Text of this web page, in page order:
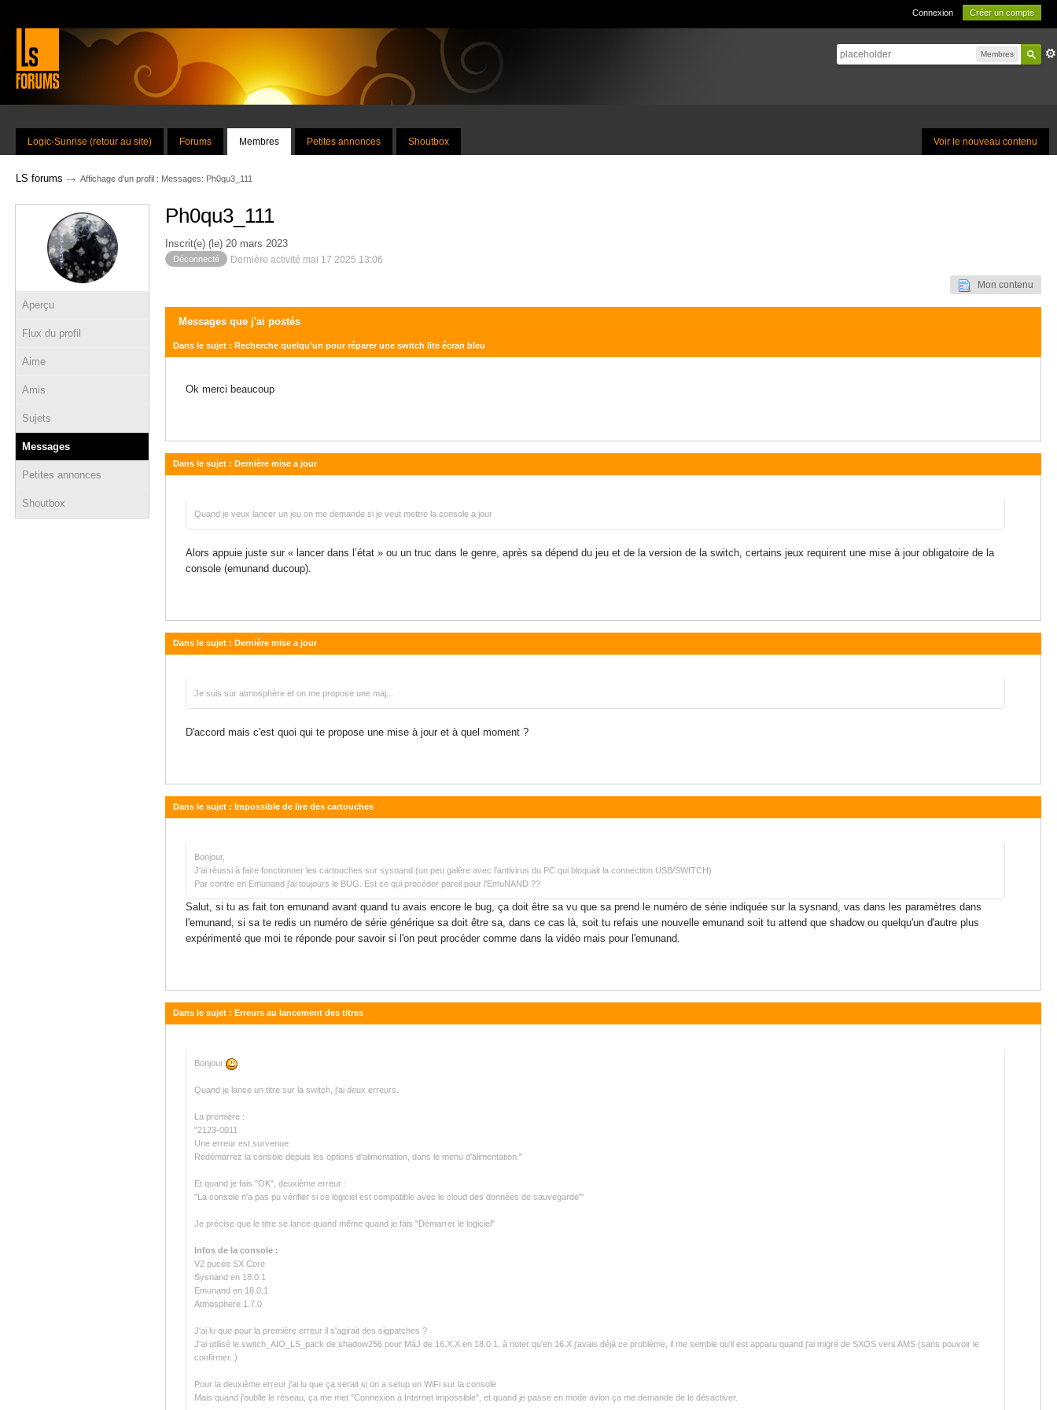
Connexion Créer un compte
Membres
Voir le nouveau contenu
Logic-Sunrise (retour au site) Forums Membres Petites annonces Shoutbox
LS forums → Affichage d'un profil : Messages: Ph0qu3_111
Aperçu
Flux du profil
Aime
Amis
Sujets
Messages
Petites annonces
Shoutbox
Ph0qu3_111
Inscrit(e) (le) 20 mars 2023
Déconnecté Dernière activité mai 17 2025 13:06
Mon contenu
Messages que j'ai postés
Dans le sujet : Recherche quelqu’un pour réparer une switch lite écran bleu
Ok merci beaucoup
Dans le sujet : Dernière mise a jour
Quand je veux lancer un jeu on me demande si je veut mettre la console a jour
Alors appuie juste sur « lancer dans l’état » ou un truc dans le genre, après sa dépend du jeu et de la version de la switch, certains jeux requirent une mise à jour obligatoire de la
console (emunand ducoup).
Dans le sujet : Dernière mise a jour
Je suis sur atmosphère et on me propose une maj...
D'accord mais c'est quoi qui te propose une mise à jour et à quel moment ?
Dans le sujet : Impossible de lire des cartouches
Bonjour,
J'ai réussi à faire fonctionner les cartouches sur sysnand.(un peu galère avec l'antivirus du PC qui bloquait la connection USB/SWITCH)
Par contre en Emunand j'ai toujours le BUG. Est ce qui procéder pareil pour l'EmuNAND ??
Salut, si tu as fait ton emunand avant quand tu avais encore le bug, ça doit être sa vu que sa prend le numéro de série indiquée sur la sysnand, vas dans les paramètres dans
l'emunand, si sa te redis un numéro de série générique sa doit être sa, dans ce cas là, soit tu refais une nouvelle emunand soit tu attend que shadow ou quelqu'un d'autre plus
expérimenté que moi te réponde pour savoir si l'on peut procéder comme dans la vidéo mais pour l'emunand.
Dans le sujet : Erreurs au lancement des titres
Bonjour
Quand je lance un titre sur la switch, j'ai deux erreurs.
La première :
"2123-0011
Une erreur est survenue.
Redémarrez la console depuis les options d'alimentation, dans le menu d'alimentation."
Et quand je fais "OK", deuxième erreur :
"La console n'a pas pu vérifier si ce logiciel est compatible avec le cloud des données de sauvegarde"'
Je précise que le titre se lance quand même quand je fais "Démarrer le logiciel"
Infos de la console :
V2 pucée SX Core
Sysnand en 18.0.1
Emunand en 18.0.1
Atmosphere 1.7.0
J'ai lu que pour la première erreur il s'agirait des sigpatches ?
J'ai utilisé le switch_AIO_LS_pack de shadow256 pour MàJ de 16.X.X en 18.0.1, à noter qu'en 16.X j'avais déjà ce problème, il me semble qu'il est apparu quand j'ai migré de SXOS vers AMS (sans pouvoir le
confirmer..)
Pour la deuxième erreur j'ai lu que ça serait si on a setup un WiFi sur la console
Mais quand j'oublie le réseau, ça me met "Connexion à Internet impossible", et quand je passe en mode avion ça me demande de le désactiver.